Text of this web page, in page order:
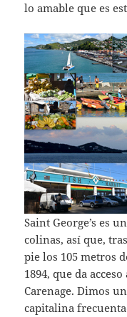
lo amable que es
Saint George’s es
colinas, así que,
pie los 105 metros
1894, que da
Carenage. Dimos
capitalina